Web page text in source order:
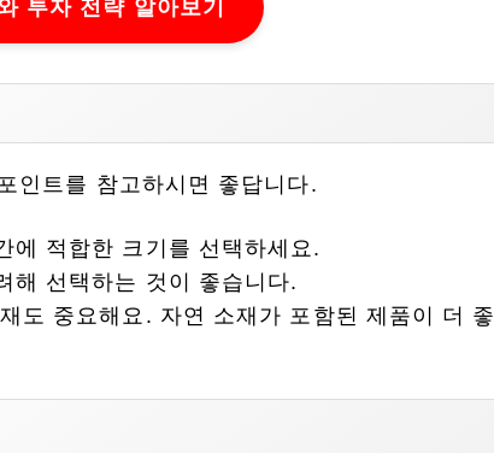
투자 전략 알아보기
인트를 참고하시면 좋답니다.
에 적합한 크기를 선택하세요.
해 선택하는 것이 좋습니다.
도 중요해요. 자연 소재가 포함된 제품이 더 좋